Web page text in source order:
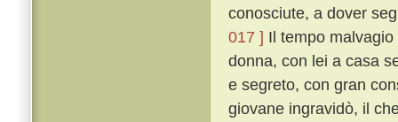
conosciute, a dover
017 ] Il tempo
donna, con lei a casa
e segreto, con gran
giovane ingravidò, il